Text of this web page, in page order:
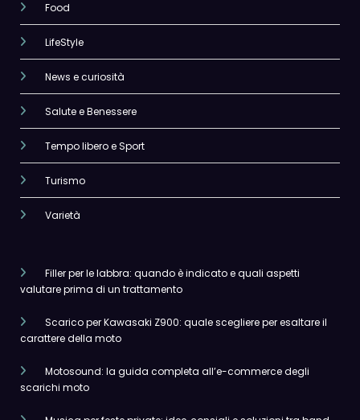
Food
LifeStyle
News e curiosità
Salute e Benessere
Tempo libero e Sport
Turismo
Varietà
Filler per le labbra: quando è indicato e quali aspetti
valutare prima di un trattamento
Scarico per Kawasaki Z900: quale scegliere per esaltare il
carattere della moto
Motosound: la guida completa all’e-commerce degli
scarichi moto